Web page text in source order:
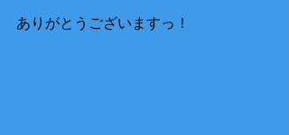
ありがとうございますっ！